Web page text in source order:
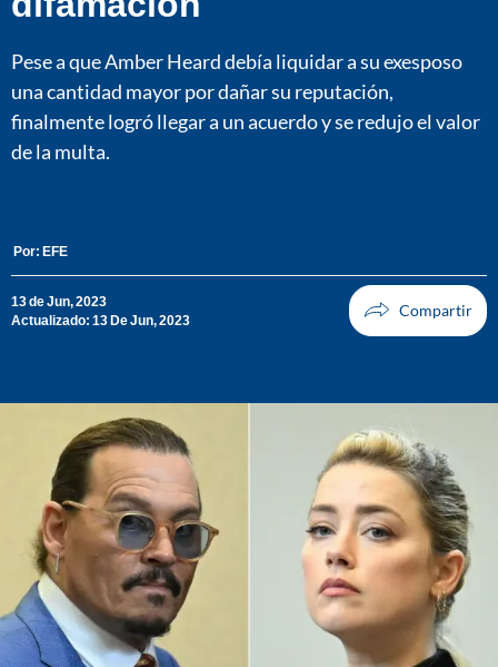
Pese a que Amber Heard debía liquidar a su exesposo
una cantidad mayor por dañar su reputación,
finalmente logró llegar a un acuerdo y se redujo el valor
de la multa.
Por: EFE
13 de Jun, 2023
Actualizado: 13 De Jun, 2023